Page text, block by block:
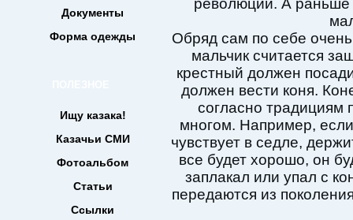
Документы
Форма одежды
Ищу казака!
Казачьи СМИ
Фотоальбом
Статьи
Ссылки
революции. А раньше
Обряд сам по себе
мальчик считается
крестный должен
должен вести коня.
согласно традициям
многом. Например,
чувствует в седле,
все будет хорошо, он
заплакал или упал с
передаются из